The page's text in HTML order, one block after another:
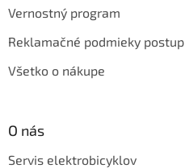
Vernostný program
Reklamačné podmieky postup
Všetko o nákupe
O nás
Servis elektrobicyklov